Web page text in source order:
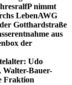
ralfP nimmt
LebenAWG
Gotthardstraße
aus
der
Udo
Walter-Bauer-
Fraktion